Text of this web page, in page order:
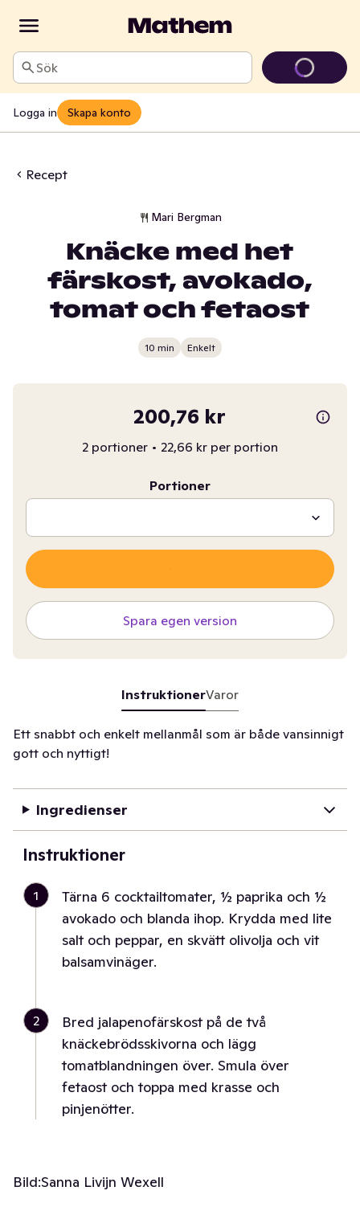
Sök
Logga in Skapa konto
Recept
Mari Bergman
Knäcke med het
färskost, avokado,
tomat och fetaost
10 min Enkelt
200,76 kr
2 portioner • 22,66 kr per portion
Portioner
Spara egen version
InstruktionerVaror
Ett snabbt och enkelt mellanmål som är både vansinnigt
gott och nyttigt!
Ingredienser
Instruktioner
1
Tärna 6 cocktailtomater, ½ paprika och ½
avokado och blanda ihop. Krydda med lite
salt och peppar, en skvätt olivolja och vit
balsamvinäger.
2
Bred jalapenofärskost på de två
knäckebrödsskivorna och lägg
tomatblandningen över. Smula över
fetaost och toppa med krasse och
pinjenötter.
Bild:Sanna Livijn Wexell